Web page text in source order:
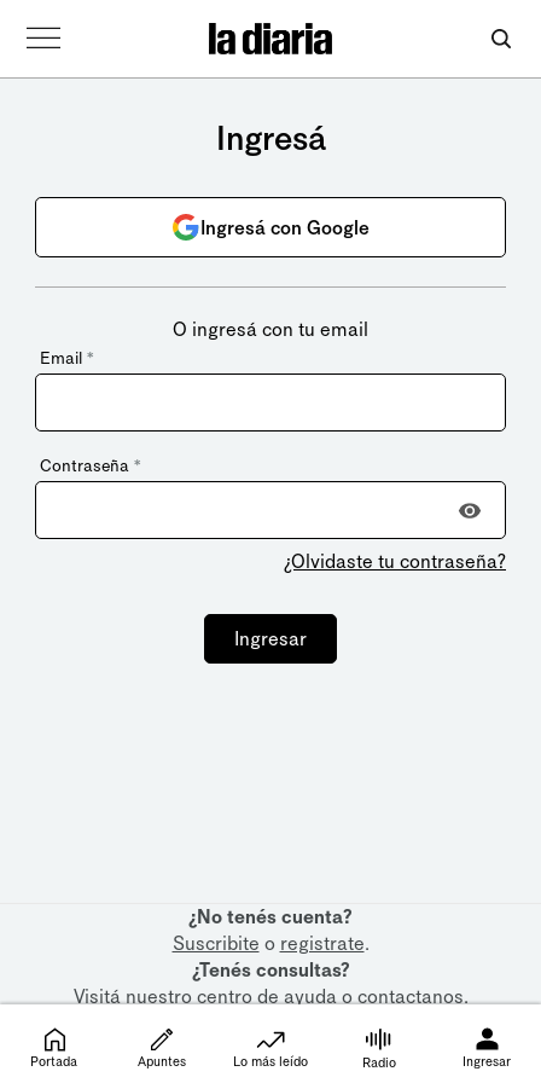
Ingresá
Ingresá con Google
O ingresá con tu email
Email *
Contraseña *
¿Olvidaste tu contraseña?
Ingresar
¿No tenés cuenta?
Suscribite o registrate.
¿Tenés consultas?
Visitá nuestrocentro de ayudaocontactanos.
Portada Apuntes Lo más leído Radio Ingresar